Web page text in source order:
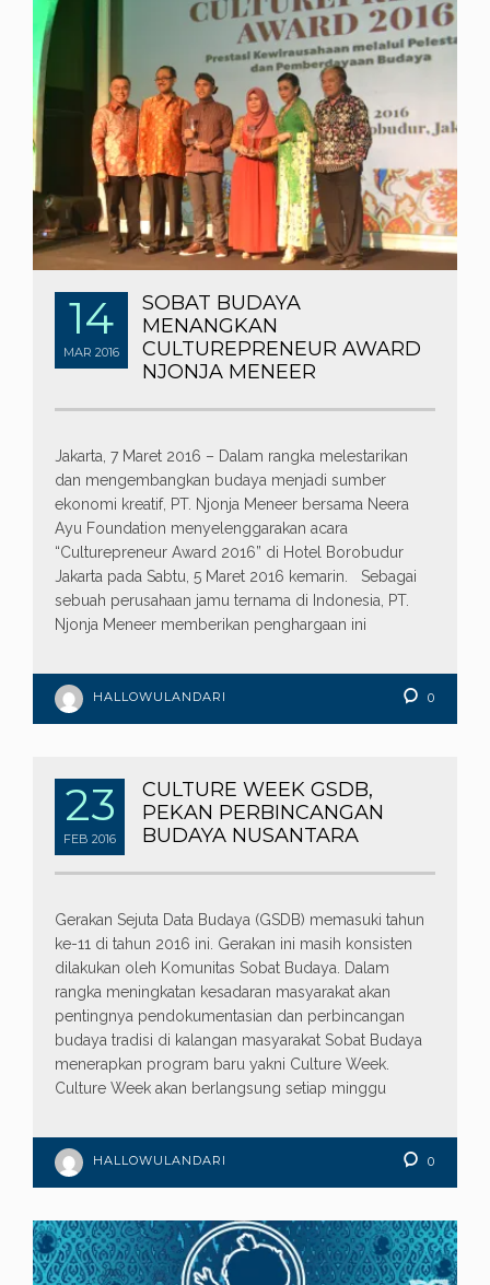
14
MAR 2016
SOBAT BUDAYA
MENANGKAN
CULTUREPRENEUR AWARD
NJONJA MENEER
Jakarta, 7 Maret 2016 – Dalam rangka melestarikan
dan mengembangkan budaya menjadi sumber
ekonomi kreatif, PT. Njonja Meneer bersama Neera
Ayu Foundation menyelenggarakan acara
“Culturepreneur Award 2016” di Hotel Borobudur
Jakarta pada Sabtu, 5 Maret 2016 kemarin. Sebagai
sebuah perusahaan jamu ternama di Indonesia, PT.
Njonja Meneer memberikan penghargaan ini
HALLOWULANDARI 0
23
FEB 2016
CULTURE WEEK GSDB,
PEKAN PERBINCANGAN
BUDAYA NUSANTARA
Gerakan Sejuta Data Budaya (GSDB) memasuki tahun
ke-11 di tahun 2016 ini. Gerakan ini masih konsisten
dilakukan oleh Komunitas Sobat Budaya. Dalam
rangka meningkatan kesadaran masyarakat akan
pentingnya pendokumentasian dan perbincangan
budaya tradisi di kalangan masyarakat Sobat Budaya
menerapkan program baru yakni Culture Week.
Culture Week akan berlangsung setiap minggu
HALLOWULANDARI 0